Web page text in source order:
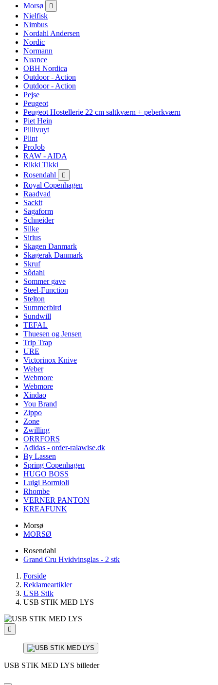
Morsø

Nielfisk
Nimbus
Nordahl Andersen
Nordic
Normann
Nuance
OBH Nordica
Outdoor - Action
Outdoor - Action
Pejse
Peugeot
Peugeot Hostellerie 22 cm saltkværn + peberkværn
Piet Hein
Pillivuyt
Plint
ProJob
RAW - AIDA
Rikki Tikki
Rosendahl

Royal Copenhagen
Raadvad
Sackit
Sagaform
Schneider
Silke
Sirius
Skagen Danmark
Skagerak Danmark
Skruf
Sôdahl
Sommer gave
Steel-Function
Stelton
Summerbird
Sundwill
TEFAL
Thuesen og Jensen
Trip Trap
URE
Victorinox Knive
Weber
Webmore
Webmore
Xindao
You Brand
Zippo
Zone
Zwilling
ORRFORS
Adidas - order-ralawise.dk
By Lassen
Spring Copenhagen
HUGO BOSS
Luigi Bormioli
Rhombe
VERNER PANTON
KREAFUNK
Morsø
MORSØ
Rosendahl
Grand Cru Hvidvinsglas - 2 stk
Forside
Reklameartikler
USB StIk
USB STIK MED LYS

USB STIK MED LYS billeder